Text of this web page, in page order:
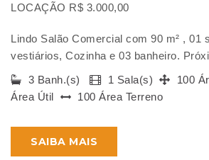
LOCAÇÃO R$ 3.000,00
Lindo Salão Comercial com 90 m² , 01
vestiários, Cozinha e 03 banheiro.
3 Banh.(s)
1 Sala(s) 100
Área Útil
100 Área Terreno
SAIBA MAIS